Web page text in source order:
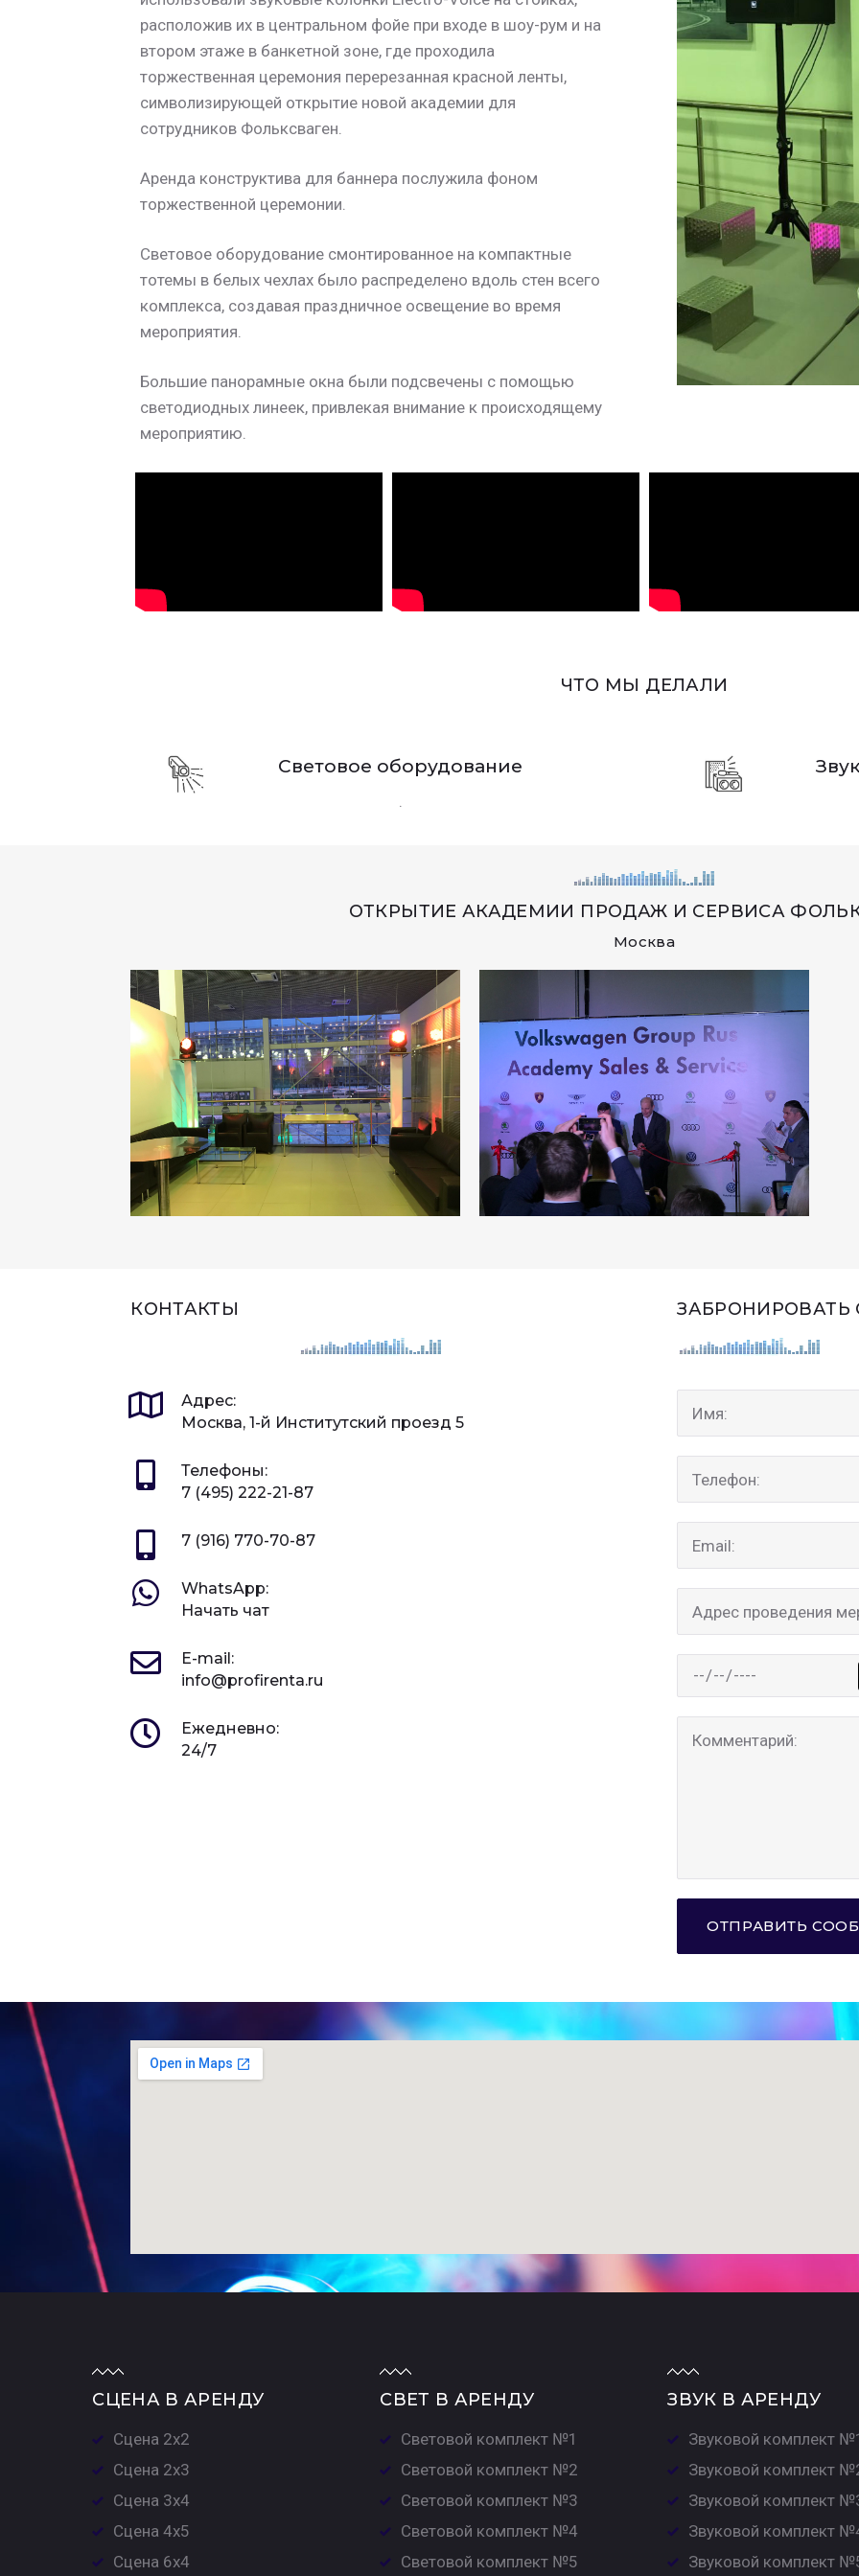
расположив их в центральном фойе при входе в шоу-рум и на
втором этаже в банкетной зоне, где проходила
торжественная церемония перерезанная красной ленты,
символизирующей открытие новой академии для
сотрудников Фольксваген.
Аренда конструктива для баннера послужила фоном
торжественной церемонии.
Световое оборудование смонтированное на компактные
тотемы в белых чехлах было распределено вдоль стен всего
комплекса, создавая праздничное освещение во время
мероприятия.
Большие панорамные окна были подсвечены с помощью
светодиодных линеек, привлекая внимание к происходящему
мероприятию.
ЧТО МЫ ДЕЛАЛИ
Световое оборудование
.
ОТКРЫТИЕ АКАДЕМИИ ПРОДАЖ И СЕРВИСА
Москва
КОНТАКТЫ
Адрес:
Москва, 1-й Институтский проезд 5
Телефоны:
7 (495) 222-21-87
7 (916) 770-70-87
WhatsApp:
Начать чат
E-mail:
info@profirenta.ru
Ежедневно:
24/7
ЗАБРОНИРОВАТЬ
СЦЕНА В АРЕНДУ
Сцена 2х2
Сцена 2х3
Сцена 3х4
Сцена 4х5
Сцена 6х4
СВЕТ В АРЕНДУ
Световой комплект №1
Световой комплект №2
Световой комплект №3
Световой комплект №4
Световой комплект №5
ЗВУК В АРЕНДУ
Звуковой комплект
Звуковой комплект
Звуковой комплект
Звуковой комплект
Звуковой комплект